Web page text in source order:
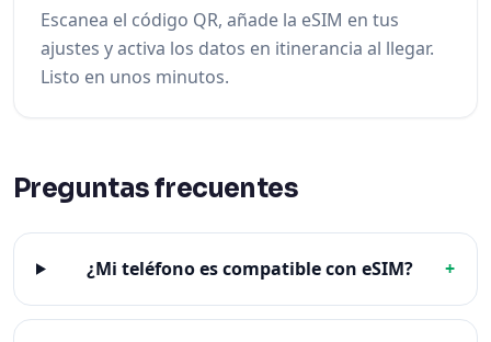
Escanea el código QR, añade la eSIM en tus
ajustes y activa los datos en itinerancia al llegar.
Listo en unos minutos.
Preguntas frecuentes
¿Mi teléfono es compatible con eSIM? +